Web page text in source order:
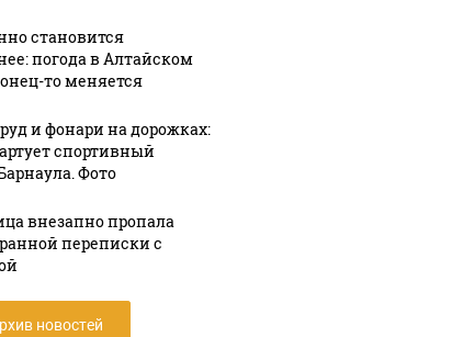
становится
погода в Алтайском
то меняется
и фонари на дорожках:
спортивный
Фото
внезапно пропала
переписки с
новостей